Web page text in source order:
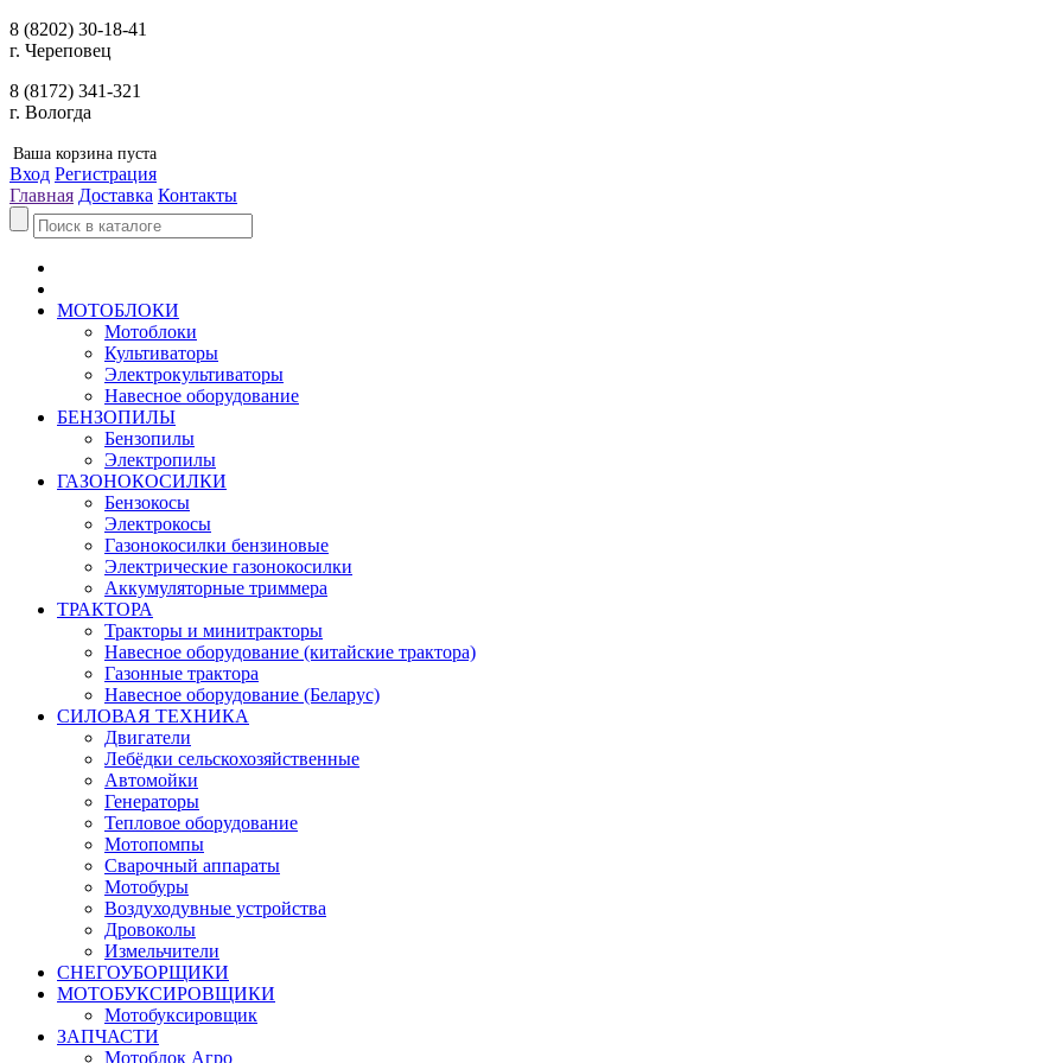
8 (8202) 30-18-41
г. Череповец
8 (8172) 341-321
г. Вологда
Ваша корзина пуста
Вход Регистрация
Главная Доставка Контакты
МОТОБЛОКИ
Мотоблоки
Культиваторы
Электрокультиваторы
Навесное оборудование
БЕНЗОПИЛЫ
Бензопилы
Электропилы
ГАЗОНОКОСИЛКИ
Бензокосы
Электрокосы
Газонокосилки бензиновые
Электрические газонокосилки
Аккумуляторные триммера
ТРАКТОРА
Тракторы и минитракторы
Навесное оборудование (китайские трактора)
Газонные трактора
Навесное оборудование (Беларус)
СИЛОВАЯ ТЕХНИКА
Двигатели
Лебёдки сельскохозяйственные
Автомойки
Генераторы
Тепловое оборудование
Мотопомпы
Сварочный аппараты
Мотобуры
Воздуходувные устройства
Дровоколы
Измельчители
СНЕГОУБОРЩИКИ
МОТОБУКСИРОВЩИКИ
Мотобуксировщик
ЗАПЧАСТИ
Мотоблок Агро